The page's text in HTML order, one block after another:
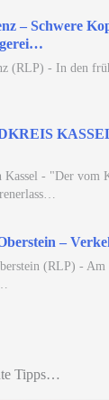
– Schwere
(RLP) - In den
Kassel - "Der vom
–
(RLP) -
Tipps…